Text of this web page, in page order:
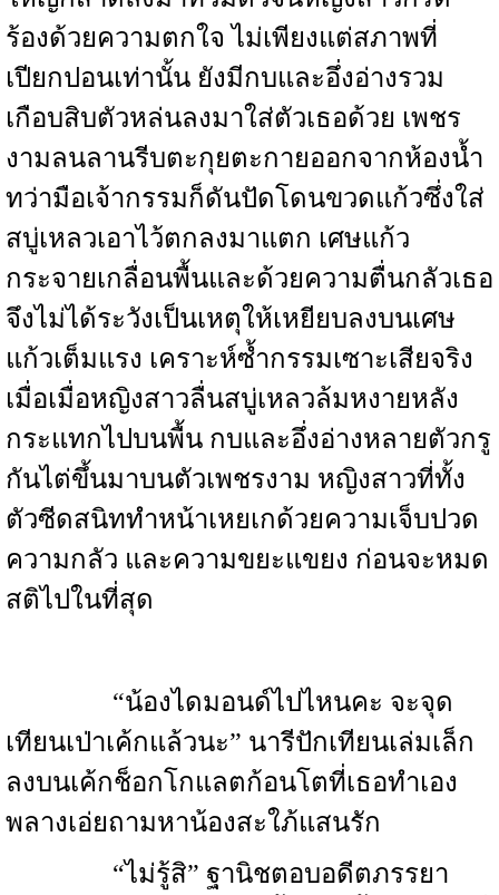
ร้องด้วยความตกใจ ไม่เพียงแต่สภาพที่
เปียกปอนเท่านั้น ยังมีกบและอึ่งอ่างรวม
เกือบสิบตัวหล่นลงมาใส่ตัวเธอด้วย เพชร
งามลนลานรีบตะกุยตะกายออกจากห้องน้ำ
ทว่ามือเจ้ากรรมก็ดันปัดโดนขวดแก้วซึ่งใส่
สบู่เหลวเอาไว้ตกลงมาแตก เศษแก้ว
กระจายเกลื่อนพื้นและด้วยความตื่นกลัวเธอ
จึงไม่ได้ระวังเป็นเหตุให้เหยียบลงบนเศษ
แก้วเต็มแรง เคราะห์ซ้ำกรรมเซาะเสียจริง
เมื่อเมื่อหญิงสาวลื่นสบู่เหลวล้มหงายหลัง
กระแทกไปบนพื้น กบและอึ่งอ่างหลายตัวกรู
กันไต่ขึ้นมาบนตัวเพชรงาม หญิงสาวที่ทั้ง
ตัวซีดสนิททำหน้าเหยเกด้วยความเจ็บปวด
ความกลัว และความขยะแขยง ก่อนจะหมด
สติไปในที่สุด
“น้องไดมอนด์ไปไหนคะ จะจุด
เทียนเป่าเค้กแล้วนะ” นารีปักเทียนเล่มเล็ก
ลงบนเค้กช็อกโกแลตก้อนโตที่เธอทำเอง
พลางเอ่ยถามหาน้องสะใภ้แสนรัก
“ไม่รู้สิ” ฐานิชตอบอดีตภรรยา